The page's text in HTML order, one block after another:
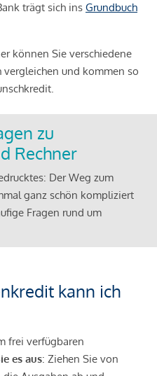
trägt sich ins Grundbuch
können Sie verschiedene
und kommen so
zu
Rechner
Der Weg zum
ganz schön kompliziert
Fragen rund um
kann ich
frei verfügbaren
es aus: Ziehen Sie von